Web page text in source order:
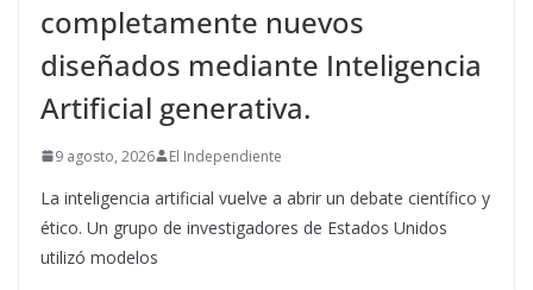
completamente nuevos
diseñados mediante Inteligencia
Artificial generativa.
9 agosto, 2026 El Independiente
La inteligencia artificial vuelve a abrir un debate científico y
ético. Un grupo de investigadores de Estados Unidos
utilizó modelos